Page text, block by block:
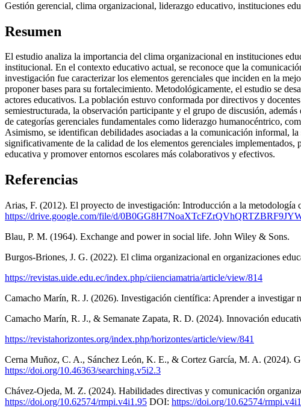
Gestión gerencial, clima organizacional, liderazgo educativo, instituciones
Resumen
El estudio analiza la importancia del clima organizacional en instituciones
institucional. En el contexto educativo actual, se reconoce que la
investigación fue caracterizar los elementos gerenciales que inciden en la
proponer bases para su fortalecimiento. Metodológicamente, el estudio se
actores educativos. La población estuvo conformada por directivos y
semiestructurada, la observación participante y el grupo de discusión,
de categorías gerenciales fundamentales como liderazgo humanocéntrico,
Asimismo, se identifican debilidades asociadas a la comunicación informal,
significativamente de la calidad de los elementos gerenciales
educativa y promover entornos escolares más colaborativos y efectivos.
Referencias
Arias, F. (2012). El proyecto de investigación: Introducción a la metodología
https://drive.google.com/file/d/
Blau, P. M. (1964). Exchange and power in social life. John Wiley & Sons.
Burgos-Briones, J. G. (2022). El clima organizacional en organizaciones
https://revistas.uide.edu.ec/index.php/ciienciamatria/article/view/814
Camacho Marín, R. J. (2026). Investigación científica: Aprender a
Camacho Marín, R. J., & Semanate Zapata, R. D. (2024). Innovación
https://revistahorizontes.org/index.php/horizontes/article/view/841
Cerna Muñoz, C. A., Sánchez León, K. E., & Cortez García, M. A. (2024).
https://doi.org/10.46363/searching.v5i2.3
Chávez-Ojeda, M. Z. (2024). Habilidades directivas y comunicación
https://doi.org/10.62574/rmpi.v4i1.95 DOI: https://doi.org/10.62574/